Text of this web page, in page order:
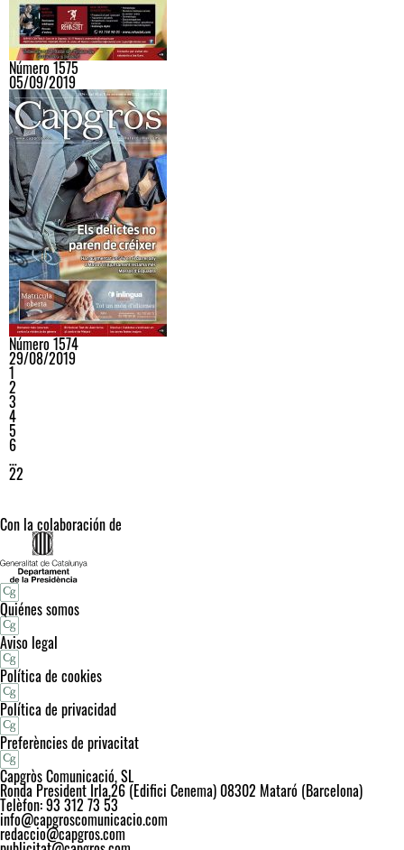
Número 1575
05/09/2019
Número 1574
29/08/2019
1
2
3
4
5
6
…
22
Con la colaboración de
Quiénes somos
Aviso legal
Política de cookies
Política de privacidad
Preferències de privacitat
Capgròs Comunicació, SL
Ronda President Irla,26 (Edifici Cenema) 08302 Mataró (Barcelona)
Telèfon: 93 312 73 53
info@capgroscomunicacio.com
redaccio@capgros.com